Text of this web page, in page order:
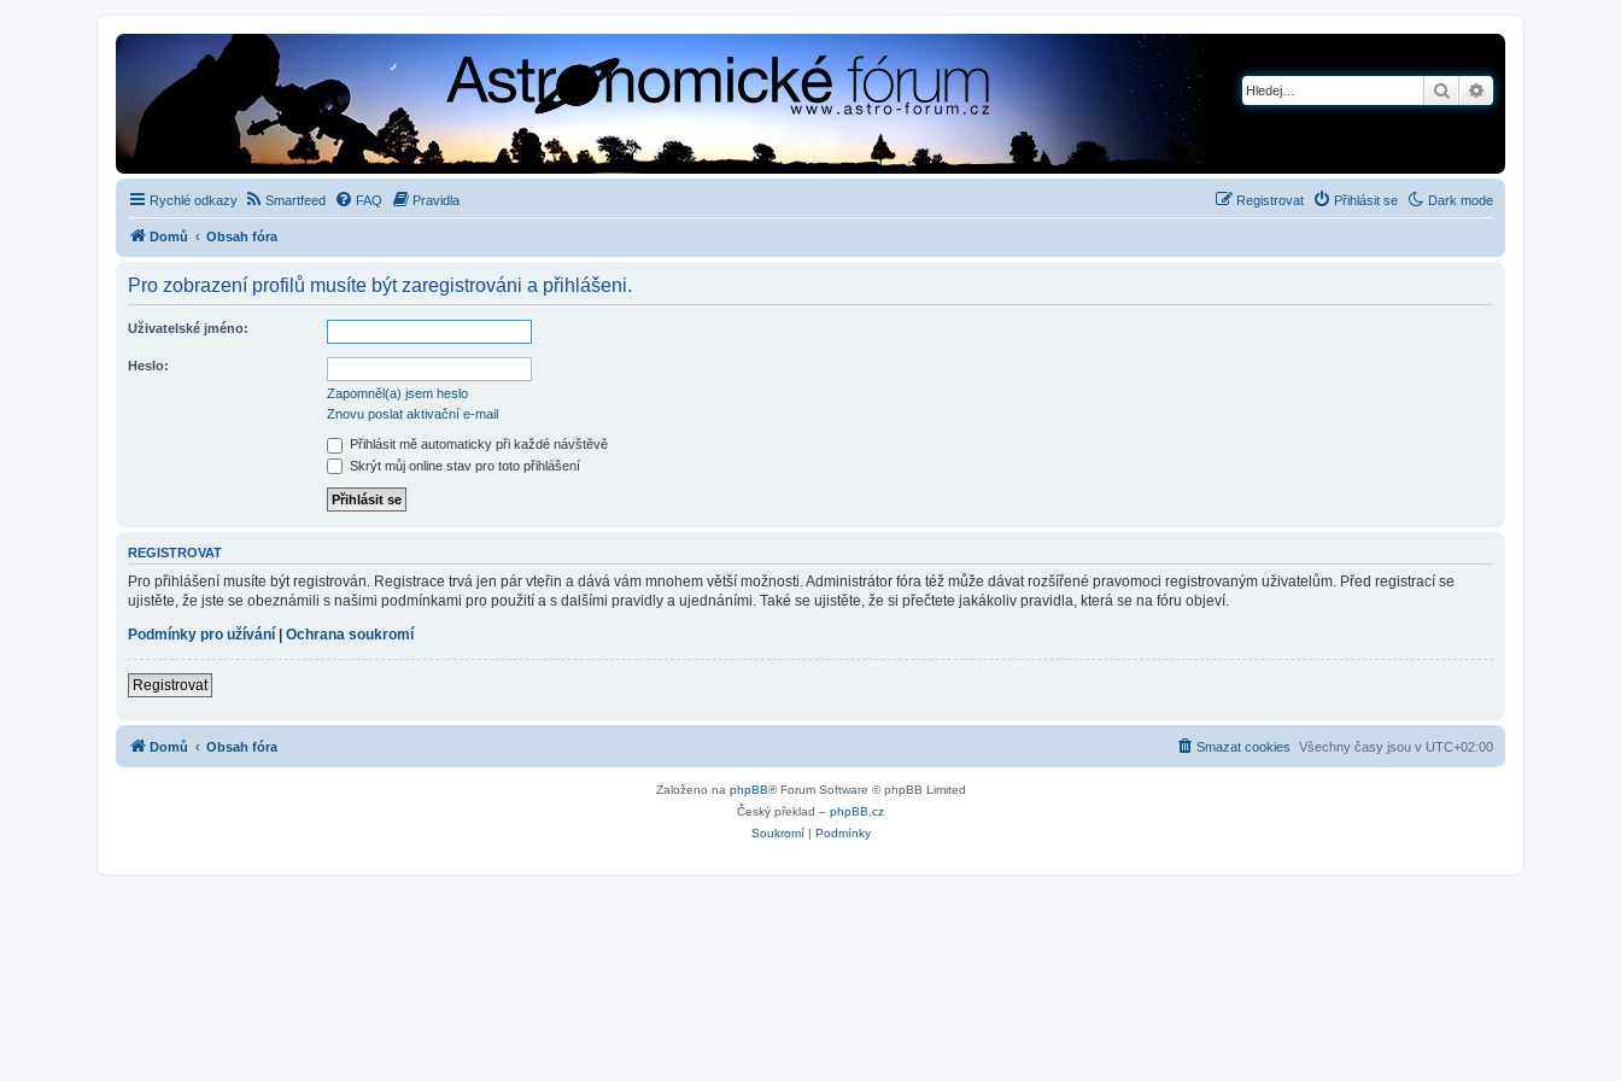
Hledat
Rychlé odkazy Dark mode
Smartfeed FAQ Pravidla Přihlásit se
Registrovat
Domů Obsah fóra
Pro zobrazení profilů musíte být zaregistrováni a přihlášeni.
Uživatelské jméno:
Heslo:
Zapomněl(a) jsem heslo
Znovu poslat aktivační e-mail
Přihlásit mě automaticky při každé návštěvě
Skrýt můj online stav pro toto přihlášení
REGISTROVAT
Pro přihlášení musíte být registrován. Registrace trvá jen pár vteřin a dává vám mnohem větší možnosti. Administrátor fóra též může dávat rozšířené pravomoci registrovaným uživatelům. Před registrací se
ujistěte, že jste se obeznámili s našimi podmínkami pro použití a s dalšími pravidly a ujednáními. Také se ujistěte, že si přečtete jakákoliv pravidla, která se na fóru objeví.
Podmínky pro užívání | Ochrana soukromí
Registrovat
Domů Obsah fóra Všechny časy jsou v UTC+02:00
Smazat cookies
Založeno na phpBB® Forum Software © phpBB Limited
Český překlad – phpBB.cz
Soukromí| Podmínky